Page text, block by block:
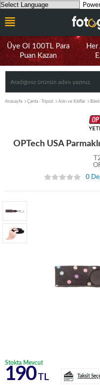
Üye Ol 100TL Para
Puan Kazan
Her
Anasayfa Çanta - Tripod Askı ve Kılıflar Bilek
OPTech USA
0
Stokta Mevcut
190TL Taksit